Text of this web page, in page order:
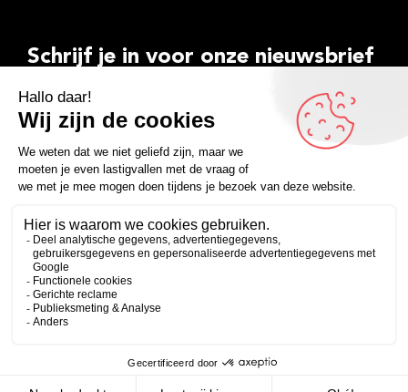
Schrijf je in voor onze nieuwsbrief
E-
mailadres
Inschrijven
FacebookInstagramLinkedInYouTubeSpotify
Copyright 2026
Privacyverklaring